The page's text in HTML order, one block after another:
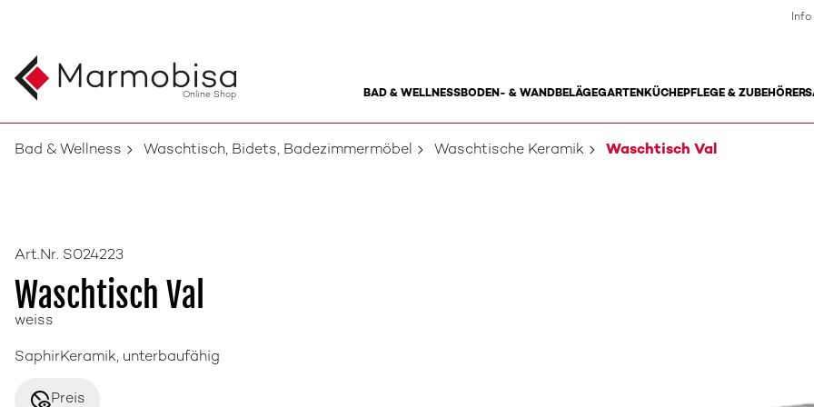
Online Shop BAD & WELLNESSBODEN- & WANDBELÄGEGARTENKÜCHEPFLEGE & ZUBEHÖR
Info
Bad & Wellness Waschtisch, Bidets, Badezimmermöbel Waschtische Keramik Waschtisch Val
Art.Nr. S024223
Waschtisch Val
weiss
SaphirKeramik, unterbaufähig
disabled_visiblePreis